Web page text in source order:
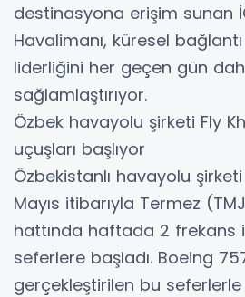
destinasyona erişim sunan
Havalimanı, küresel
liderliğini her geçen gün
sağlamlaştırıyor.
Özbek havayolu şirketi Fly
uçuşları başlıyor
Özbekistanlı havayolu
Mayıs itibarıyla Termez
hattında haftada 2 frekans
seferlere başladı. Boeing
gerçekleştirilen bu